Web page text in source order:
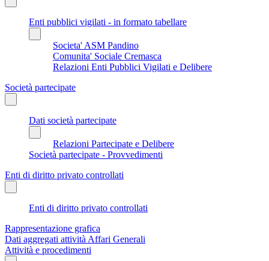
Enti pubblici vigilati - in formato tabellare
Societa' ASM Pandino
Comunita' Sociale Cremasca
Relazioni Enti Pubblici Vigilati e Delibere
Società partecipate
Dati società partecipate
Relazioni Partecipate e Delibere
Società partecipate - Provvedimenti
Enti di diritto privato controllati
Enti di diritto privato controllati
Rappresentazione grafica
Dati aggregati attività Affari Generali
Attività e procedimenti